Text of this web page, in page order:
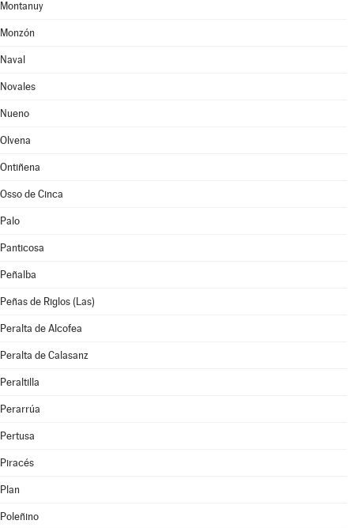
Montanuy
Monzón
Naval
Novales
Nueno
Olvena
Ontiñena
Osso de Cinca
Palo
Panticosa
Peñalba
Peñas de Riglos (Las)
Peralta de Alcofea
Peralta de Calasanz
Peraltilla
Perarrúa
Pertusa
Piracés
Plan
Poleñino